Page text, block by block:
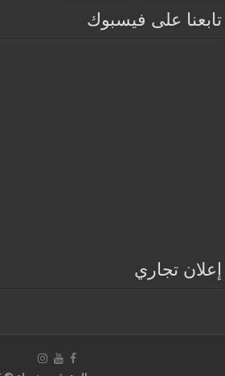
تابعنا على فيسبوك
إعلان تجاري